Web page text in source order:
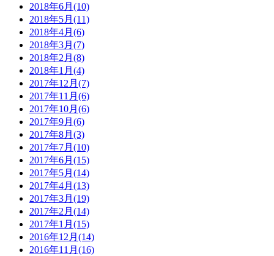
2018年6月(10)
2018年5月(11)
2018年4月(6)
2018年3月(7)
2018年2月(8)
2018年1月(4)
2017年12月(7)
2017年11月(6)
2017年10月(6)
2017年9月(6)
2017年8月(3)
2017年7月(10)
2017年6月(15)
2017年5月(14)
2017年4月(13)
2017年3月(19)
2017年2月(14)
2017年1月(15)
2016年12月(14)
2016年11月(16)